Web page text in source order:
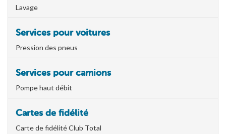
Lavage
Services pour voitures
Pression des pneus
Services pour camions
Pompe haut débit
Cartes de fidélité
Carte de fidélité Club Total